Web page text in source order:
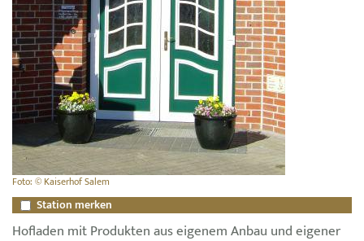
Foto: © Kaiserhof Salem
Station merken
Hofladen mit Produkten aus eigenem Anbau und eigener